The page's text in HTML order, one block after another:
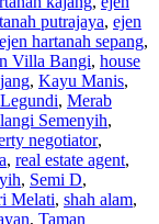
putrajaya, ejen
ejen hartanah sepang,
Villa Bangi, house
, Kayu Manis,
Legundi, Merab
Semenyih,
negotiator,
, real estate agent,
, Semi D,
Melati, shah alam,
, Taman